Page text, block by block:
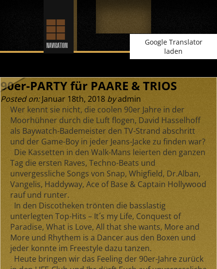
Google Translator
laden
90er-PARTY für PAARE & TRIOS
Posted on:Januar 18th, 2018 byadmin
Wer kennt sie nicht, die coolen 90er Jahre in der
Moorhühner durch die Luft flogen, David Hasselhoff
als Baywatch-Bademeister den TV-Strand abschritt
und der Game-Boy in jeder Jeans-Jacke zu finden war?
Die Kassetten in den Walk-Mans leierten den ganzen
Tag die ersten Raves, Techno-Beats und
unvergessliche Songs von Snap, Whigfield, Dr.Alban,
Vangelis, Haddyway, Ace of Base & Captain Hollywood
rauf und runter.
In den Discotheken trönten die basslastig
unterlegten Top-Hits – It´s my Life, Conquest of
Paradise, What is Love, All that she wants, More and
More und Rhythem is a Dancer aus den Boxen und
jeder konnte im Freestyle dazu tanzen.
Heute bringen wir das Feeling der 90er-Jahre zurück